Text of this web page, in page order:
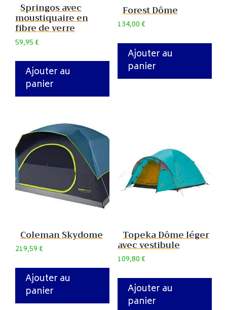
Springos avec
moustiquaire en
fibre de verre
59,95€
Ajouter au
panier
Forest Dôme
134,00€
Ajouter au
panier
Coleman Skydome
219,59€
Ajouter au
panier
Topeka Dôme léger
avec vestibule
109,80€
Ajouter au
panier